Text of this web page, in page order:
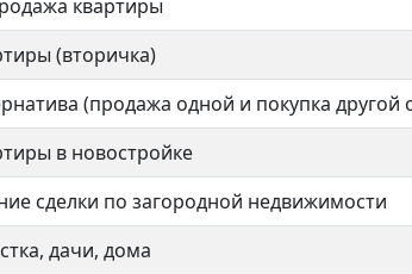
квартиры
(вторичка)
(продажа одной и покупка другой
в новостройке
сделки по загородной недвижимости
дачи, дома